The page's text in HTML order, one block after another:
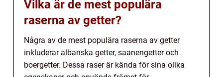
Vilka är de mest populära
raserna av getter?
Några av de mest populära raserna av getter
inkluderar albanska getter, saanengetter och
boergetter. Dessa raser är kända för sina olika